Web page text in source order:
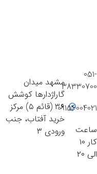
مشهد میدان
گاراژدارها کوشش
۳۶ (قائم ۵) مرکز
خرید آفتاب، جنب
ورودی ۳
051-
38330700
09156004021
ساعت
کار ۱۰
الی ۲۰